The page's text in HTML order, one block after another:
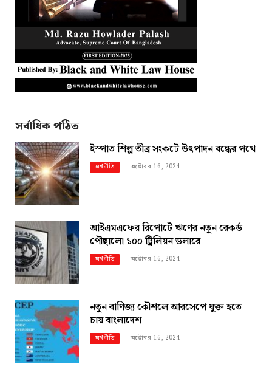
সর্বাধিক পঠিত
ইস্পাত শিল্প তীব্র সংকটে উৎপাদন বন্ধের পথে
অর্থনীতি অক্টোবর 16, 2024
আইএমএফের রিপোর্টে ঋণের নতুন রেকর্ড
পৌছালো ১০০ ট্রিলিয়ন ডলারে
অর্থনীতি অক্টোবর 16, 2024
নতুন বাণিজ্য কৌশলে আরসেপে যুক্ত হতে
চায় বাংলাদেশ
অর্থনীতি অক্টোবর 16, 2024